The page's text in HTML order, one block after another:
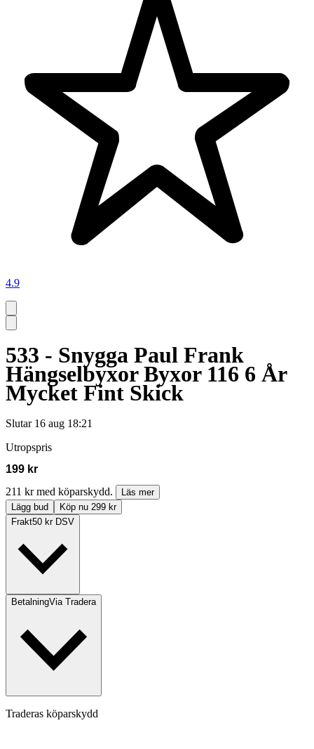
4.9
533 - Snygga Paul Frank
Hängselbyxor Byxor 116 6 År
Mycket Fint Skick
Slutar 16 aug 18:21
Utropspris
199 kr
211 kr med köparskydd.
Läs mer
Lägg bud
Köp nu 299 kr
Frakt50 kr DSV
BetalningVia Tradera
Traderas köparskydd